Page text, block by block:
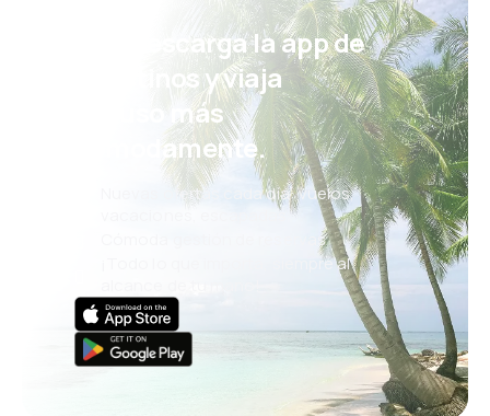
¡Eh! Descarga la app de
eDestinos y viaja
incluso más
cómodamente.
Nuevas ofertas cada día: vuelos,
vacaciones, escapadas
Cómoda gestión de reservas
¡Todo lo que importa, siempre al